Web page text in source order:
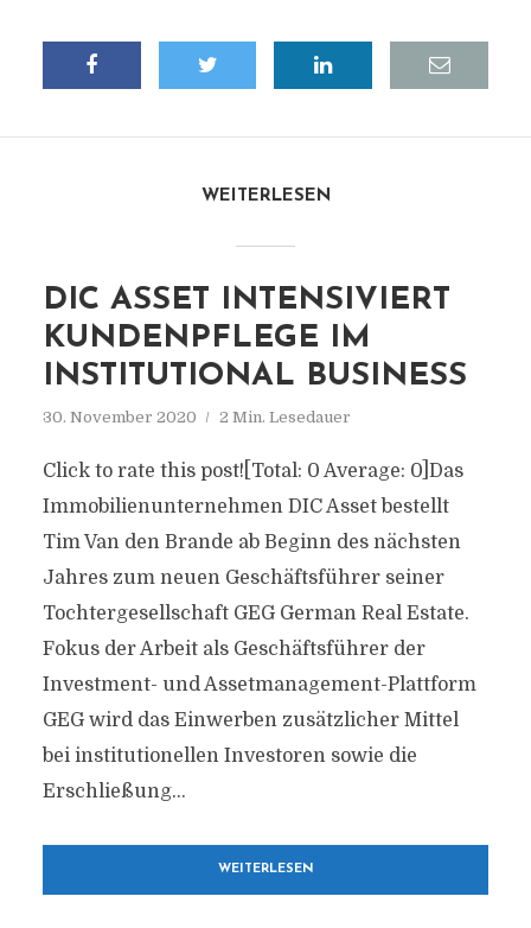
WEITERLESEN
DIC ASSET INTENSIVIERT
KUNDENPFLEGE IM
INSTITUTIONAL BUSINESS
30. November 2020 2 Min. Lesedauer
Click to rate this post![Total: 0 Average: 0]Das
Immobilienunternehmen DIC Asset bestellt
Tim Van den Brande ab Beginn des nächsten
Jahres zum neuen Geschäftsführer seiner
Tochtergesellschaft GEG German Real Estate.
Fokus der Arbeit als Geschäftsführer der
Investment- und Assetmanagement-Plattform
GEG wird das Einwerben zusätzlicher Mittel
bei institutionellen Investoren sowie die
Erschließung...
WEITERLESEN